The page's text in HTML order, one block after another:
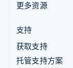
更多资源
支持
获取支持
托管支持方案